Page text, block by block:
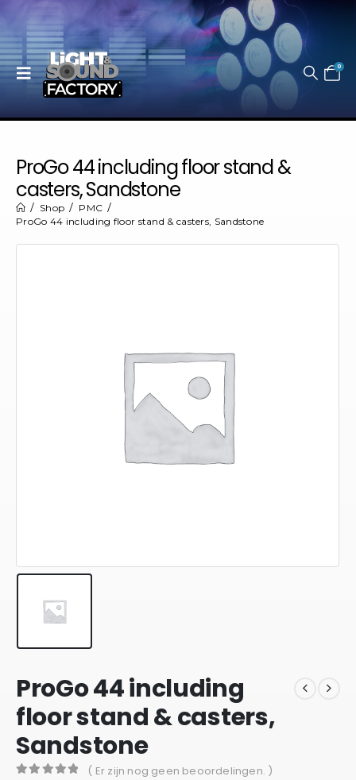
0
ProGo 44 including floor stand &
casters, Sandstone
Shop
PMC
ProGo 44 including floor stand & casters, Sandstone
ProGo 44 including
floor stand & casters,
Sandstone
( Er zijn nog geen beoordelingen. )